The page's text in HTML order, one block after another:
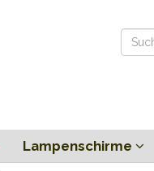
Lampenschirme